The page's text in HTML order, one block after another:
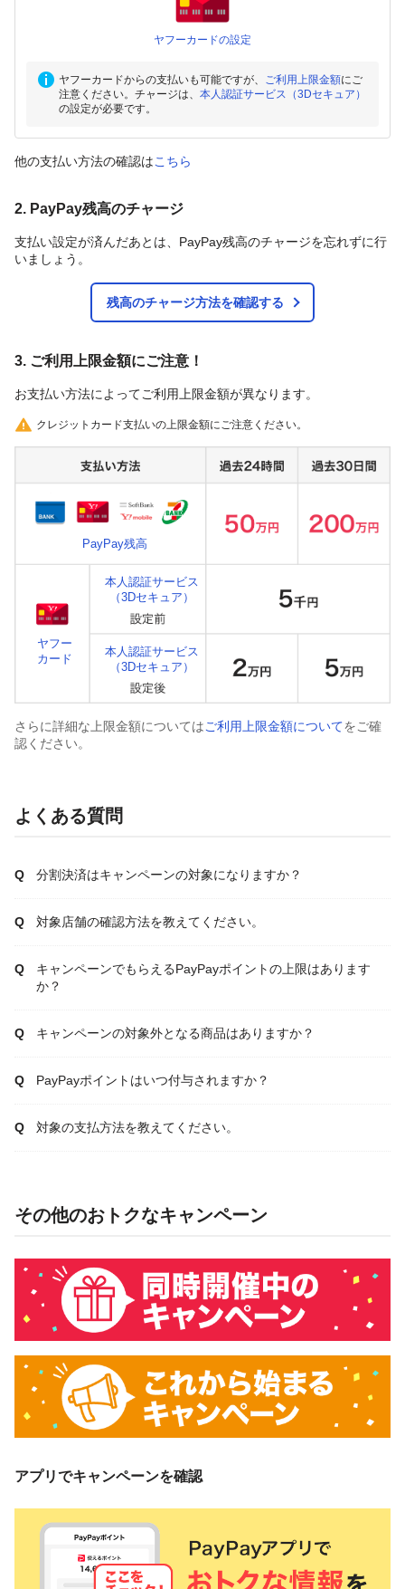
ヤフーカードの設定
ヤフーカードからの支払いも可能ですが、 ご利用上限金額にご
注意ください。チャージは、 本人認証サービス（3Dセキュア）
の設定が必要です。
他の支払い方法の確認はこちら
2. PayPay残高のチャージ
支払い設定が済んだあとは、PayPay残高のチャージを忘れずに行
いましょう。
残高のチャージ方法を確認する
3. ご利用上限金額にご注意！
お支払い方法によってご利用上限金額が異なります。
クレジットカード支払いの上限金額にご注意ください。
PayPay残高
ヤフー
カード
本人認証サービス
（3Dセキュア）
本人認証サービス
（3Dセキュア）
さらに詳細な上限金額についてはご利用上限金額についてをご確
認ください。
よくある質問
分割決済はキャンペーンの対象になりますか？
対象店舗の確認方法を教えてください。
キャンペーンでもらえるPayPayポイントの上限はあります
か？
キャンペーンの対象外となる商品はありますか？
PayPayポイントはいつ付与されますか？
対象の支払方法を教えてください。
その他のおトクなキャンペーン
アプリでキャンペーンを確認